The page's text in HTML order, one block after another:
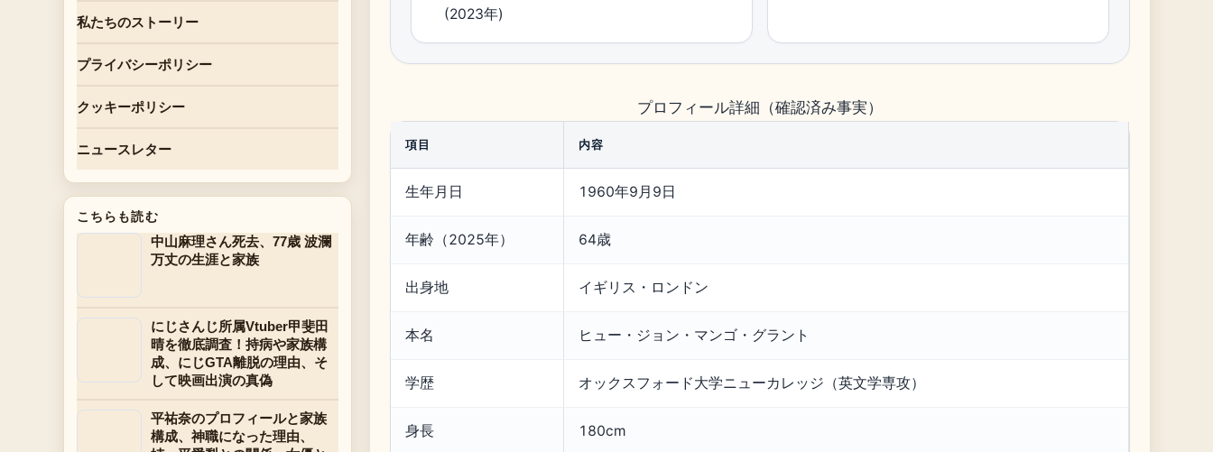
(2023年)
プロフィール詳細（確認済み事実）
項目 内容
生年月日 1960年9月9日
年齢（2025年） 64歳
出身地 イギリス・ロンドン
本名 ヒュー・ジョン・マンゴ・グラント
学歴 オックスフォード大学ニューカレッジ（英文学専攻）
身長 180cm
私たちのストーリー
プライバシーポリシー
クッキーポリシー
ニュースレター
こちらも読む
中山麻理さん死去、77歳 波瀾
万丈の生涯と家族
にじさんじ所属Vtuber甲斐田
晴を徹底調査！持病や家族構
成、にじGTA離脱の理由、そ
して映画出演の真偽
平祐奈のプロフィールと家族
構成、神職になった理由、